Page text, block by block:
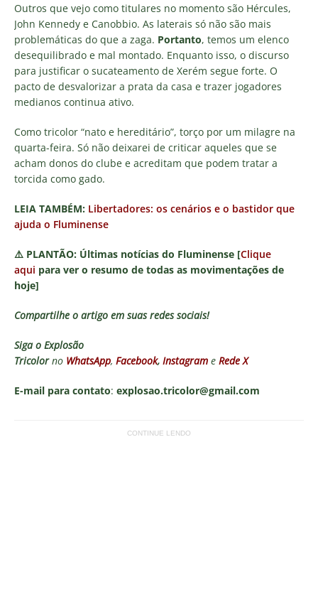
Outros que vejo como titulares no momento são Hércules,
John Kennedy e Canobbio. As laterais só não são mais
problemáticas do que a zaga. Portanto, temos um elenco
desequilibrado e mal montado. Enquanto isso, o discurso
para justificar o sucateamento de Xerém segue forte. O
pacto de desvalorizar a prata da casa e trazer jogadores
medianos continua ativo.
Como tricolor “nato e hereditário”, torço por um milagre na
quarta-feira. Só não deixarei de criticar aqueles que se
acham donos do clube e acreditam que podem tratar a
torcida como gado.
LEIA TAMBÉM: Libertadores: os cenários e o bastidor que
ajuda o Fluminense
⚠️ PLANTÃO: Últimas notícias do Fluminense [Clique
aqui para ver o resumo de todas as movimentações de
hoje]
Compartilhe o artigo em suas redes sociais!
Siga o Explosão
Tricolorno WhatsApp, Facebook, Instagram e Rede X
E-mail para contato: explosao.tricolor@gmail.com
CONTINUE LENDO